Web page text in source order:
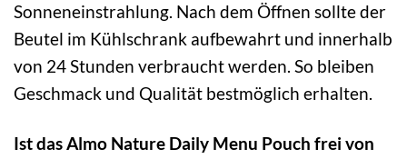
Sonneneinstrahlung. Nach dem Öffnen sollte der
Beutel im Kühlschrank aufbewahrt und innerhalb
von 24 Stunden verbraucht werden. So bleiben
Geschmack und Qualität bestmöglich erhalten.
Ist das Almo Nature Daily Menu Pouch frei von